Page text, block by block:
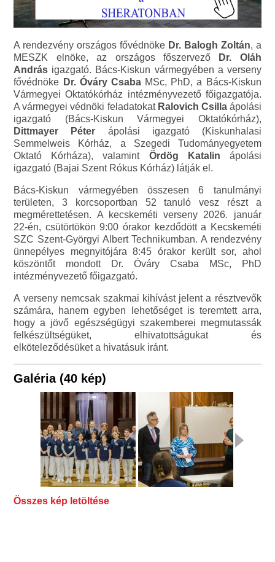
A rendezvény országos fővédnöke Dr. Balogh Zoltán, a
MESZK elnöke, az országos főszervező
Dr. Oláh
András igazgató. Bács-Kiskun vármegyében a verseny
fővédnöke Dr. Óváry CsabaMSc, PhD, a Bács-Kiskun
Vármegyei Oktatókórház intézményvezető főigazgatója.
A vármegyei védnöki feladatokat Ralovich Csillaápolási
igazgató (Bács-Kiskun Vármegyei Oktatókórház),
Dittmayer Péter ápolási igazgató (Kiskunhalasi
Semmelweis Kórház, a Szegedi Tudományegyetem
Oktató Kórháza), valamint Ördög Katalin ápolási
igazgató (Bajai Szent Rókus Kórház) látják el.
Bács-Kiskun vármegyében összesen 6 tanulmányi
területen, 3 korcsoportban 52 tanuló vesz részt a
megmérettetésen. A kecskeméti verseny 2026. január
22-én, csütörtökön 9:00 órakor kezdődött a Kecskeméti
SZC Szent-Györgyi Albert Technikumban. A rendezvény
ünnepélyes megnyitójára 8:45 órakor került sor, ahol
köszöntőt mondott Dr. Óváry Csaba MSc, PhD
intézményvezető főigazgató.
A verseny nemcsak szakmai kihívást jelent a résztvevők
számára, hanem egyben lehetőséget is teremtett arra,
hogy a jövő egészségügyi szakemberei megmutassák
felkészültségüket, elhivatottságukat és
elköteleződésüket a hivatásuk iránt.
Galéria (40 kép)
Összes kép letöltése